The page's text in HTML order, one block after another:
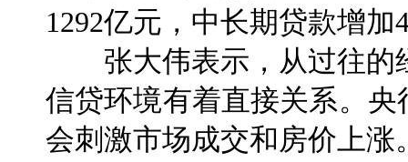
1292亿元，中长期贷款增加
张大伟表示，从过往的
信贷环境有着直接关系。央
会刺激市场成交和房价上涨